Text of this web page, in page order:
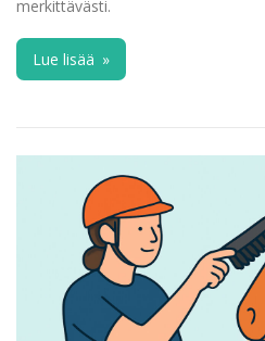
merkittävästi.
Lue lisää »